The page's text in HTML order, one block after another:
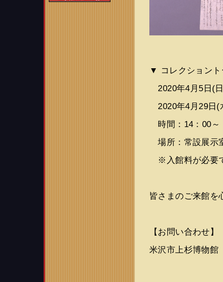
▼ コレクショント
2020年4月5
2020年4月29
時間：14：00～
場所：常設展
※入館料が必要
皆さまのご来館を
【お問い合わせ】
米沢市上杉博物